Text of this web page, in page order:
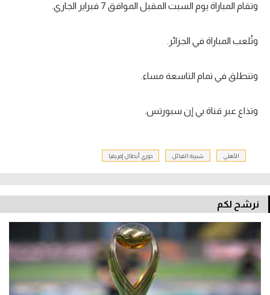
فيديو في الجول
وتقام المباراة يوم السبت المقبل الموافق 7 فبراير الجاري.
وتُلعب المباراة في الجزائر.
وتنطلق في تمام التاسعة مساء.
وتذاع عبر قناة بي إن سبورتس.
الأهلي شبيبة القبائل دوري أبطال إفريقيا
نرشح لكم